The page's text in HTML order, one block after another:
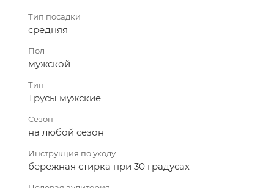
Тип посадки
средняя
Пол
мужской
Тип
Трусы мужские
Сезон
на любой сезон
Инструкция по уходу
бережная стирка при 30 градусах